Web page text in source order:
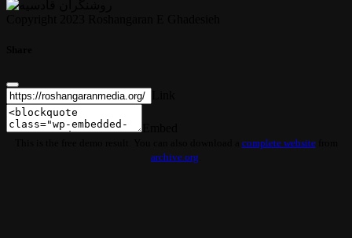
complete websitefrom
archive.org